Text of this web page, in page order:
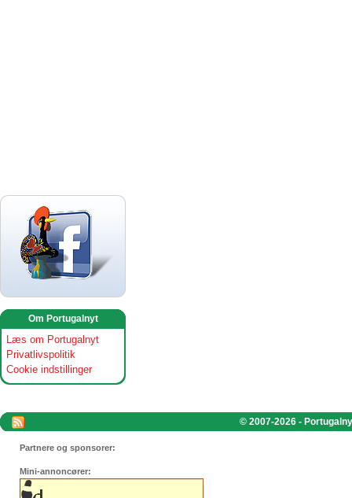
Om Portugalnyt
Læs om Portugalnyt
Privatlivspolitik
Cookie indstillinger
© 2007-2026 -
Partnere og sponsorer:
Mini-annoncører: